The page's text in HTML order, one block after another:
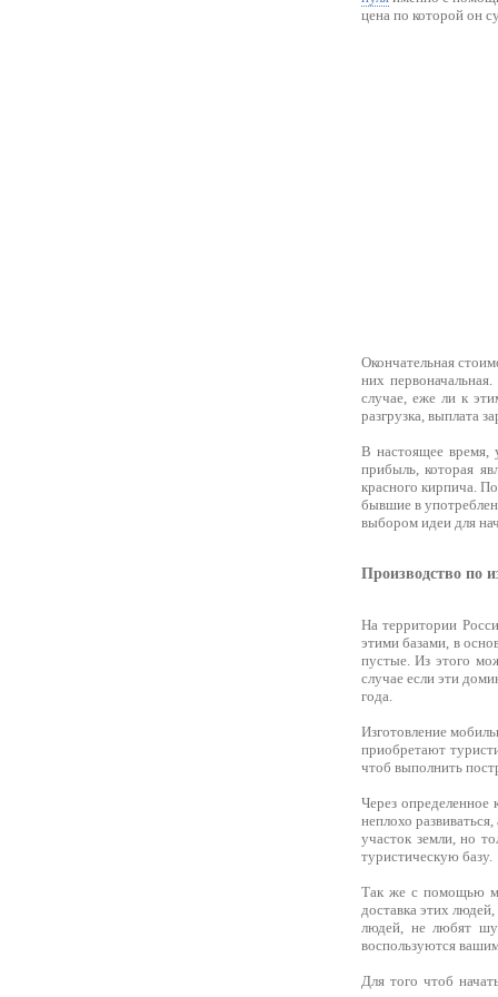
цена по которой он
Окончательная
них
случае, еже ли к
разгрузка, выплата
В настоящее время,
прибыль, которая
красного кирпича.
бывшие в
выбором идеи для
Производство по
На территории
этими базами, в
пустые. Из этого
случае если эти
года.
Изготовление
приобретают
чтоб выполнить
Через определенное
неплохо
участок земли, но
туристическую базу.
Так же с помощью
доставка этих
людей, не любят
воспользуются
Для того чтоб